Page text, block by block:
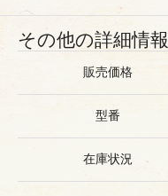
その他の詳細情報
販売価格
型番
在庫状況